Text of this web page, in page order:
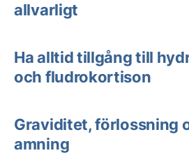
allvarligt
Ha alltid tillgång till
och fludrokortison
Graviditet, förlossning
amning